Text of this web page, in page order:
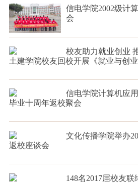
信电学院2002级计
会
校友助力就业创业
土建学院校友回校开展《就业与创
信电学院计算机应
毕业十周年返校聚会
文化传播学院举办
返校座谈会
148名2017届校友